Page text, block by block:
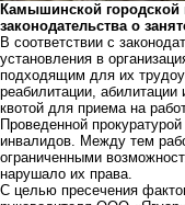
Камышинской городской
законодательства о
В соответствии с
установления в
подходящим для их
реабилитации, абилитации
квотой для приема на
Проведенной
инвалидов. Между тем
ограниченными
нарушало их права.
С целью пресечения